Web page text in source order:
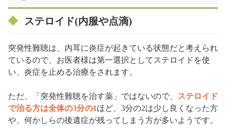
ステロイド(内服や点滴)
突発性難聴は、内耳に炎症が起きている状態だと考えられ
ているので、お医者様は第一選択としてステロイドを使
い、炎症を止める治療をされます。
ただ、「突発性難聴を治す薬」ではないので、
ステロイド
で治る方は全体の3分の1ほど、3分の2は少し良くなった方
や、何かしらの後遺症が残ってしまう方が多いようです。